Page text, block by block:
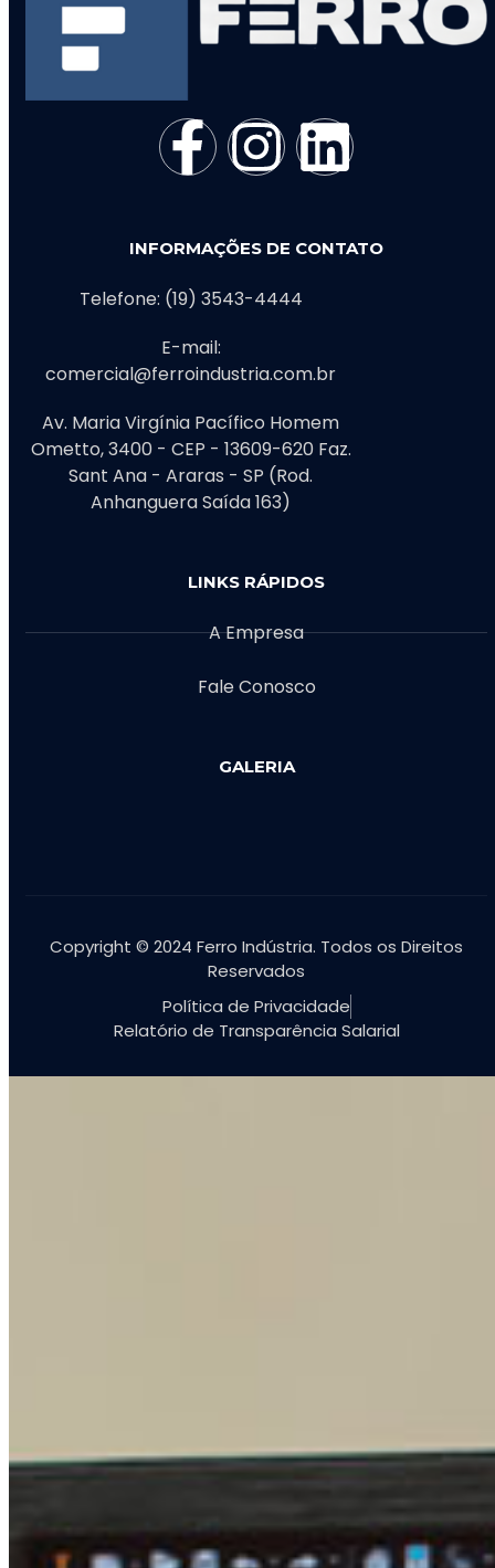
INFORMAÇÕES DE CONTATO
Telefone: (19) 3543-4444
E-mail:
comercial@ferroindustria.com.br
Av. Maria Virgínia Pacífico Homem
Ometto, 3400 - CEP - 13609-620 Faz.
Sant Ana - Araras - SP (Rod.
Anhanguera Saída 163)
LINKS RÁPIDOS
A Empresa
Fale Conosco
GALERIA
Copyright © 2024 Ferro Indústria. Todos os Direitos
Reservados
Política de Privacidade
Relatório de Transparência Salarial